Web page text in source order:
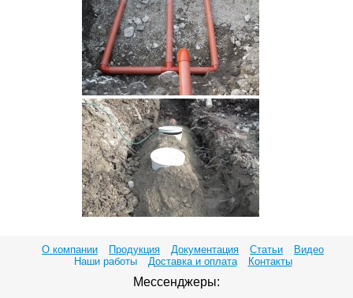
О компании Продукция Документация Статьи
Видео
Наши работы
Доставка и оплата Контакты
Мессенджеры: